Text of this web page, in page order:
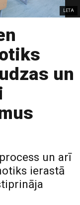
LETA
un
un arī
ierastā